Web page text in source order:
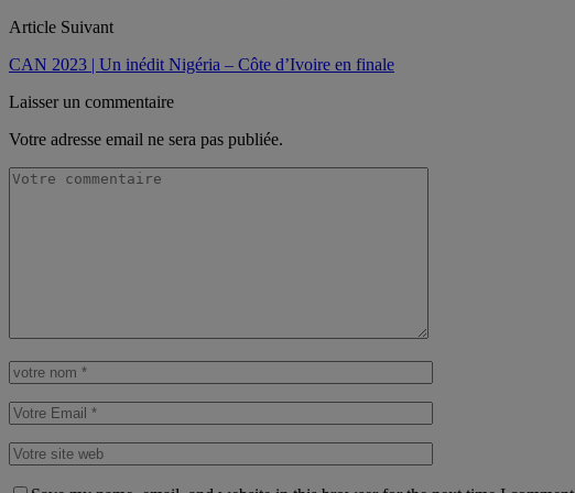
Article Suivant
CAN 2023 | Un inédit Nigéria – Côte d’Ivoire en finale
Laisser un commentaire
Votre adresse email ne sera pas publiée.